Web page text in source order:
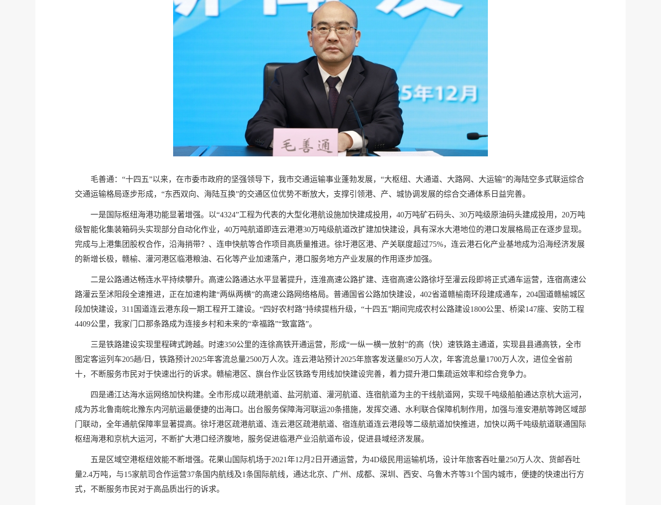
毛善通：“十四五”以来，在市委市政府的坚强领导下，我市交通运输事业蓬勃发展，“大枢纽、大通道、大路网、大运输”的海陆空多式联运综合
交通运输格局逐步形成，“东西双向、海陆互换”的交通区位优势不断放大，支撑引领港、产、城协调发展的综合交通体系日益完善。
一是国际枢纽海港功能显著增强。以“4324”工程为代表的大型化港航设施加快建成投用，40万吨矿石码头、30万吨级原油码头建成投用，20万吨
级智能化集装箱码头实现部分自动化作业，40万吨航道即连云港港30万吨级航道改扩建加快建设，具有深水大港地位的港口发展格局正在逐步显现。
完成与上港集团股权合作，沿海捎带？、连申快航等合作项目高质量推进。徐圩港区港、产关联度超过75%，连云港石化产业基地成为沿海经济发展
的新增长极，赣榆、灌河港区临港粮油、石化等产业加速落户，港口服务地方产业发展的作用逐步加强。
二是公路通达畅连水平持续攀升。高速公路通达水平显著提升，连淮高速公路扩建、连宿高速公路徐圩至灌云段即将正式通车运营，连宿高速公
路灌云至沭阳段全速推进，正在加速构建“两纵两横”的高速公路网络格局。普通国省公路加快建设，402省道赣榆南环段建成通车，204国道赣榆城区
段加快建设，311国道连云港东段一期工程开工建设。“四好农村路”持续提档升级，“十四五”期间完成农村公路建设1800公里、桥梁147座、安防工程
4409公里，我家门口那条路成为连接乡村和未来的“幸福路”“致富路”。
三是铁路建设实现里程碑式跨越。时速350公里的连徐高铁开通运营，形成“一纵一横一放射”的高（快）速铁路主通道，实现县县通高铁，全市
图定客运列车205趟/日，铁路预计2025年客流总量2500万人次。连云港站预计2025年旅客发送量850万人次，年客流总量1700万人次，进位全省前
十，不断服务市民对于快速出行的诉求。赣榆港区、旗台作业区铁路专用线加快建设完善，着力提升港口集疏运效率和综合竞争力。
四是通江达海水运网络加快构建。全市形成以疏港航道、盐河航道、灌河航道、连宿航道为主的干线航道网，实现千吨级船舶通达京杭大运河，
成为苏北鲁南皖北豫东内河航运最便捷的出海口。出台服务保障海河联运20条措施，发挥交通、水利联合保障机制作用，加强与淮安港航等跨区域部
门联动，全年通航保障率显著提高。徐圩港区疏港航道、连云港区疏港航道、宿连航道连云港段等二级航道加快推进，加快以两千吨级航道联通国际
枢纽海港和京杭大运河，不断扩大港口经济腹地，服务促进临港产业沿航道布设，促进县域经济发展。
五是区域空港枢纽效能不断增强。花果山国际机场于2021年12月2日开通运营，为4D级民用运输机场，设计年旅客吞吐量250万人次、货邮吞吐
量2.4万吨，与15家航司合作运营37条国内航线及1条国际航线，通达北京、广州、成都、深圳、西安、乌鲁木齐等31个国内城市，便捷的快速出行方
式，不断服务市民对于高品质出行的诉求。